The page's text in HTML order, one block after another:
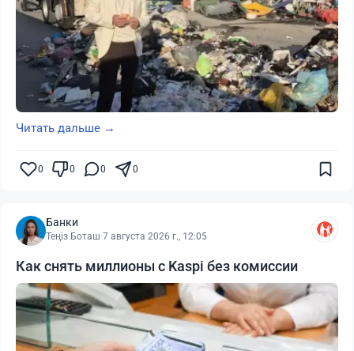
Читать дальше →
0 0 0 0
Банки
Теңіз Боташ·7 августа 2026 г., 12:05
Как снять миллионы с Kaspi без комиссии